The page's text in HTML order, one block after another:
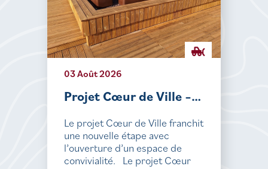
03 Août 2026
Projet Cœur de Ville –…
Le projet Cœur de Ville franchit
une nouvelle étape avec
l’ouverture d’un espace de
convivialité. Le projet Cœur